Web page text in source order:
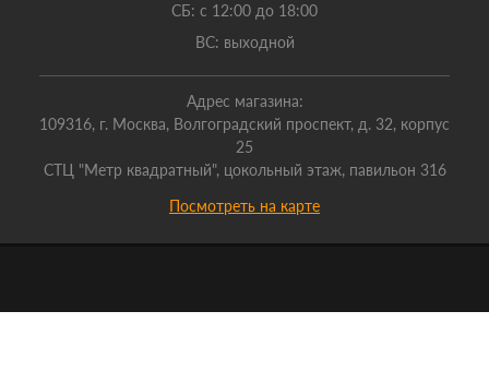
СБ: с 12:00 до 18:00
ВС: выходной
Адрес магазина:
109316, г. Москва, Волгоградский проспект, д. 32, корпус
25
СТЦ "Метр квадратный", цокольный этаж, павильон 316
Посмотреть на карте